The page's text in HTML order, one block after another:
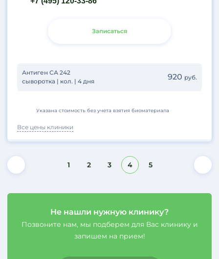
Записаться
Антиген СА 242
сыворотка | кол. | 4 дня
920 руб.
Все цены клиники
Указана стоимость без учета взятия биоматериала
1 2 3 4 5
Не нашли нужную клинику?
Позвоните нам, мы подберем для Вас клинику и
запишем на прием!